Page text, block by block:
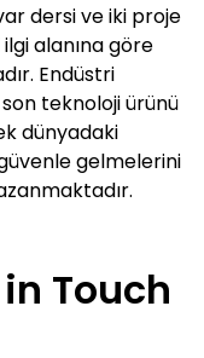
dersi ve iki proje
alanına göre
Endüstri
teknoloji ürünü
dünyadaki
gelmelerini
Touch